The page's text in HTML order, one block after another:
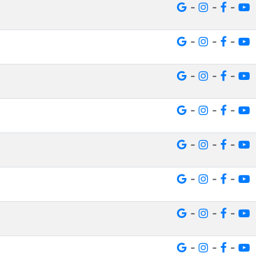
- - -
- - -
- - -
- - -
- - -
- - -
- - -
- - -